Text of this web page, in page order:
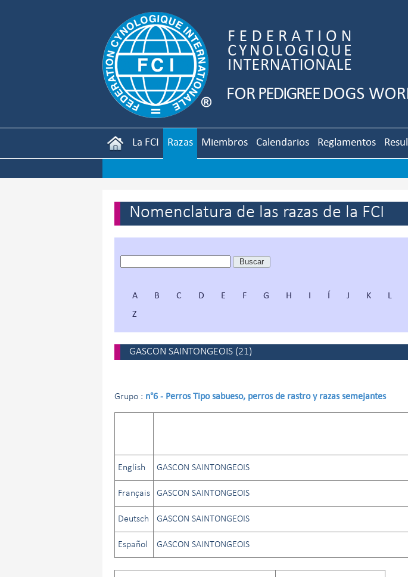
La FCI Razas Miembros Calendarios Reglamentos
Nomenclatura de las razas de la FCI
A B C D E F G H I Í J K L
Z
GASCON SAINTONGEOIS (21)
Grupo : n°6 - Perros Tipo sabueso, perros de rastro y razas semejantes
English GASCON SAINTONGEOIS
Français GASCON SAINTONGEOIS
Deutsch GASCON SAINTONGEOIS
Español GASCON SAINTONGEOIS